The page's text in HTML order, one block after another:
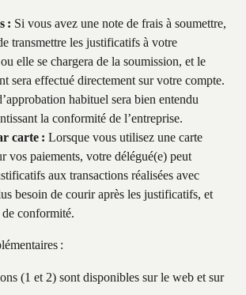
: Si vous avez une note de frais à soumettre,
transmettre les justificatifs à votre
elle se chargera de la soumission, et le
sera effectué directement sur votre compte.
habituel sera bien entendu
la conformité de l’entreprise.
carte : Lorsque vous utilisez une carte
vos paiements, votre délégué(e) peut
aux transactions réalisées avec
besoin de courir après les justificatifs, et
conformité.
:
(1 et 2) sont disponibles sur le web et sur